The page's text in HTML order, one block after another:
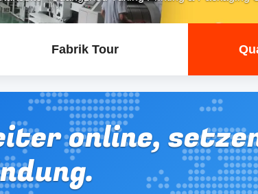
Fabrik Tour
online,